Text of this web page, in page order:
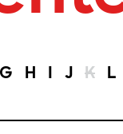
G H I J K L